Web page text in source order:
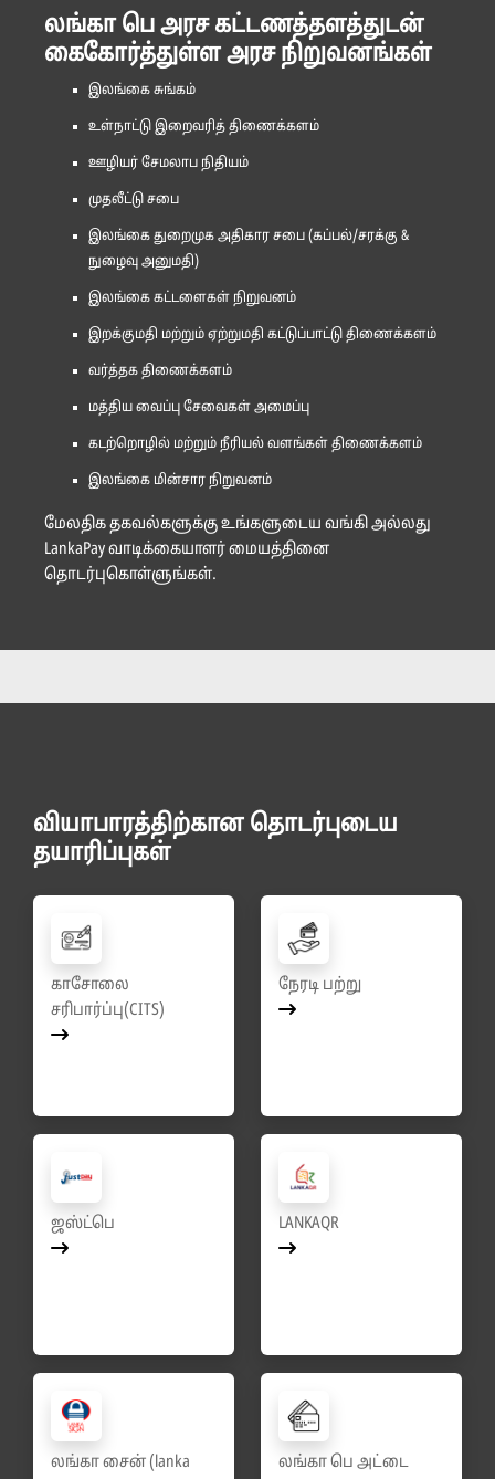
லங்கா பெ அரச கட்டணத்தளத்துடன்
கைகோர்த்துள்ள அரச நிறுவனங்கள்
இலங்கை சுங்கம்
உள்நாட்டு இறைவரித் திணைக்களம்
ஊழியர் சேமலாப நிதியம்
முதலீட்டு சபை
இலங்கை துறைமுக அதிகார சபை (கப்பல்/சரக்கு &
நுழைவு அனுமதி)
இலங்கை கட்டளைகள் நிறுவனம்
இறக்குமதி மற்றும் ஏற்றுமதி கட்டுப்பாட்டு திணைக்களம்
வர்த்தக திணைக்களம்
மத்திய வைப்பு சேவைகள் அமைப்பு
கடற்றொழில் மற்றும் நீரியல் வளங்கள் திணைக்களம்
இலங்கை மின்சார நிறுவனம்
மேலதிக தகவல்களுக்கு உங்களுடைய வங்கி அல்லது
LankaPay வாடிக்கையாளர் மையத்தினை
தொடர்புகொள்ளுங்கள்.
வியாபாரத்திற்கான தொடர்புடைய
தயாரிப்புகள்
காசோலை
சரிபார்ப்பு(CITS)
நேரடி பற்று
ஜஸ்ட்பெ LANKAQR
லங்கா சைன் (lanka
லங்கா பெ அட்டை